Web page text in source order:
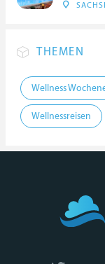
THEMEN
Wellness
Wellnessreisen